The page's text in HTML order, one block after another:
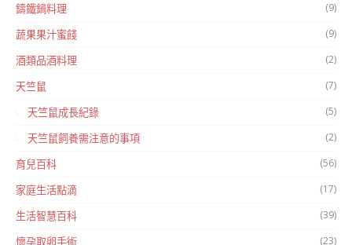
鑄鐵鍋料理 (9)
蔬果果汁蜜餞 (9)
酒類品酒料理 (2)
天竺鼠 (7)
天竺鼠成長紀錄 (5)
天竺鼠飼養需注意的事項 (2)
育兒百科 (56)
家庭生活點滴 (17)
生活智慧百科 (39)
懷孕取卵手術 (23)